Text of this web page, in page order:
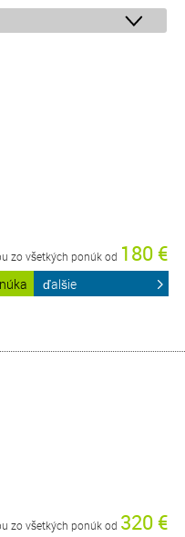
zo všetkých ponúk od 180 €
ďalšie
zo všetkých ponúk od 320 €